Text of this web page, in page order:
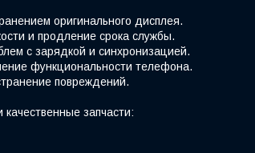
оригинального дисплея.
и продление срока службы.
с зарядкой и синхронизацией.
функциональности телефона.
повреждений.
запчасти: